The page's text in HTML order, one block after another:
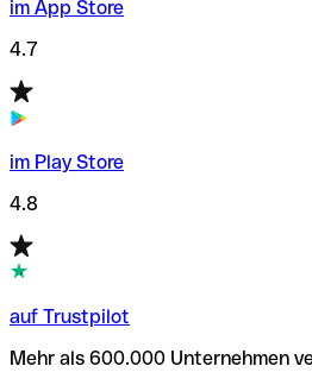
im App Store
4.7
im Play Store
4.8
auf Trustpilot
Mehr als 600.000 Unternehmen